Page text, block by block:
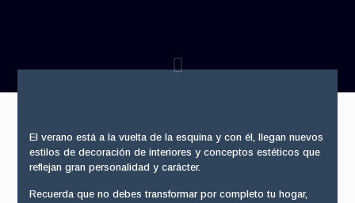
El verano está a la vuelta de la esquina y con él, llegan nuevos
estilos de decoración de interiores y conceptos estéticos que
reflejan gran personalidad y carácter.
Recuerda que no debes transformar por completo tu hogar,